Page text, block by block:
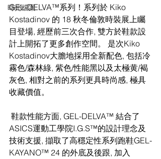
時光檔案
GEL-DELVA™系列！系列於 Kiko
Kostadinov 的 18 秋冬倫敦時裝展上矚
目登場, 經歷前三次合作, 雙方於鞋款設
計上開拓了更多創作空間。 是次Kiko
Kostadinov大膽地採用全新配色, 包括冷
霧色/森林綠, 紫色/性能黑以及太極黄/褐
灰色, 相對之前的系列更具時尚感, 極具
收藏價值。
ASICS運動工學院I.G.S™的設計理念及
技術支援, 擷取了高穩定性系列跑鞋GEL-
KAYANO™ 24 的外底及後跟, 加入